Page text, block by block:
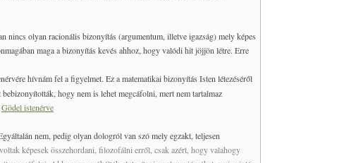
nincs olyan racionális bizonyítás (argumentum, illetve igazság) mely képes
maga a bizonyítás kevés ahhoz, hogy valódi hit jöjjön létre. Erre
hívnám fel a figyelmet. Ez a matematikai bizonyítás Isten létezéséről
hogy nem is lehet megcáfolni, mert nem tartalmaz
Gödel istenérve
nem, pedig olyan dologról van szó mely egzakt, teljesen
képesek összehordani, filozofálni erről, csak azért, hogy valahogy